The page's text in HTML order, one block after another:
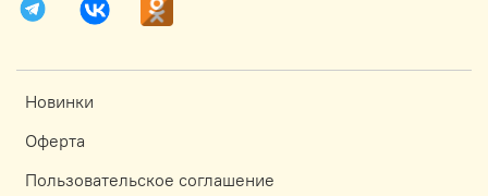
Новинки
Оферта
Пользовательское соглашение